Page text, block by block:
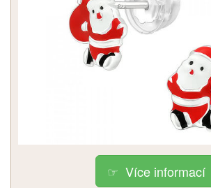
Více informací